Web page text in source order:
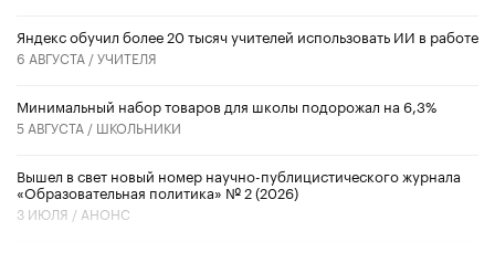
​Яндекс обучил более 20 тысяч учителей использовать ИИ в работе
6 АВГУСТА /УЧИТЕЛЯ
Минимальный набор товаров для школы подорожал на 6,3%
5 АВГУСТА / ШКОЛЬНИКИ
Вышел в свет новый номер научно-публицистического журнала
«Образовательная политика» № 2 (2026)
3 ИЮЛЯ / АНОНС